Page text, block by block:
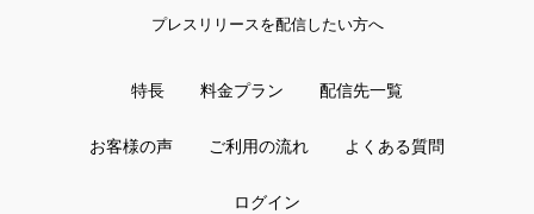
プレスリリースを配信したい方へ
特長 料金プラン 配信先一覧
お客様の声 ご利用の流れ よくある質問
ログイン